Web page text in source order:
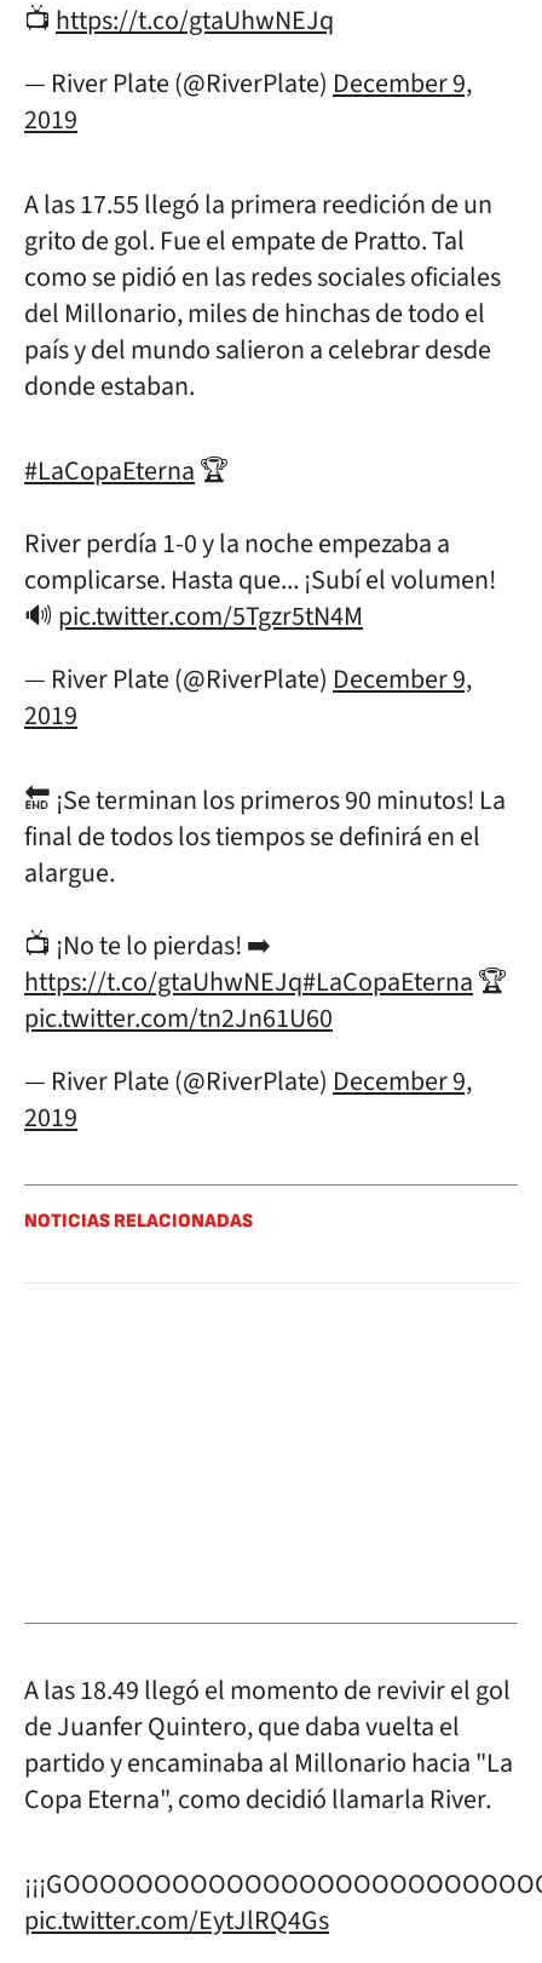
📺 https://t.co/gtaUhwNEJq
— River Plate (@RiverPlate) December 9,
2019
A las 17.55 llegó la primera reedición de un
grito de gol. Fue el empate de Pratto. Tal
como se pidió en las redes sociales oficiales
del Millonario, miles de hinchas de todo el
país y del mundo salieron a celebrar desde
donde estaban.
#LaCopaEterna🏆
River perdía 1-0 y la noche empezaba a
complicarse. Hasta que... ¡Subí el volumen!
🔊 pic.twitter.com/5Tgzr5tN4M
— River Plate (@RiverPlate) December 9,
2019
🔚 ¡Se terminan los primeros 90 minutos! La
final de todos los tiempos se definirá en el
alargue.
📺 ¡No te lo pierdas! ➡️
https://t.co/gtaUhwNEJq#LaCopaEterna🏆
pic.twitter.com/tn2Jn61U60
— River Plate (@RiverPlate) December 9,
2019
NOTICIAS RELACIONADAS
A las 18.49 llegó el momento de revivir el gol
de Juanfer Quintero, que daba vuelta el
partido y encaminaba al Millonario hacia "La
Copa Eterna", como decidió llamarla River.
pic.twitter.com/EytJlRQ4Gs